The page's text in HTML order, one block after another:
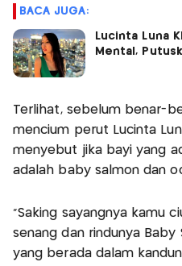
BACA JUGA:
Lucinta Luna
Mental,
Terlihat, sebelum benar-
mencium perut Lucinta
menyebut jika bayi yang
adalah baby salmon dan
"Saking sayangnya kamu
senang dan rindunya
yang berada dalam